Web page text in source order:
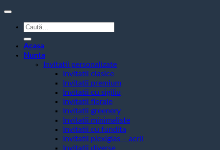
Caută
Acasa
Nunta
Invitatii personalizate
Invitatii clasice
Invitatii premium
Invitatii cu sigiliu
Invitatii florale
Invitatii greenery
Invitatii minimaliste
Invitatii cu fundita
Invitatii plexiglas – acril
Invitatii diverse